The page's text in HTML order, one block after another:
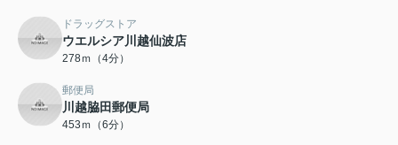
ドラッグストア
ウエルシア川越仙波店
278ｍ（4分）
郵便局
川越脇田郵便局
453ｍ（6分）